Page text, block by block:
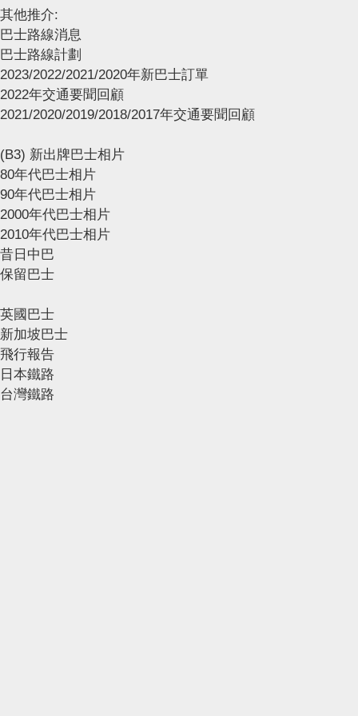
其他推介:
巴士路線消息
巴士路線計劃
2023/2022/2021/2020年新巴士訂單
2022年交通要聞回顧
2021/2020/2019/2018/2017年交通要聞回顧
(B3) 新出牌巴士相片
80年代巴士相片
90年代巴士相片
2000年代巴士相片
2010年代巴士相片
昔日中巴
保留巴士
英國巴士
新加坡巴士
飛行報告
日本鐵路
台灣鐵路